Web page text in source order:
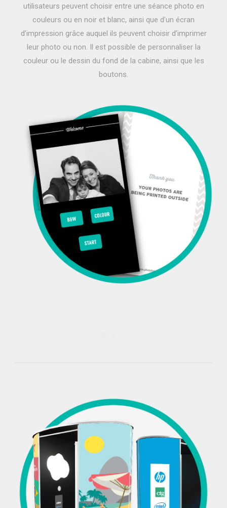
utilisateurs peuvent choisir entre une séance photo en
couleurs ou en noir et blanc, ainsi que d’un écran
d’impression grâce auquel ils peuvent choisir d’imprimer
leur photo ou non. Il est possible de personnaliser la
couleur ou le dessin du fond de la cabine, ainsi que les
boutons.